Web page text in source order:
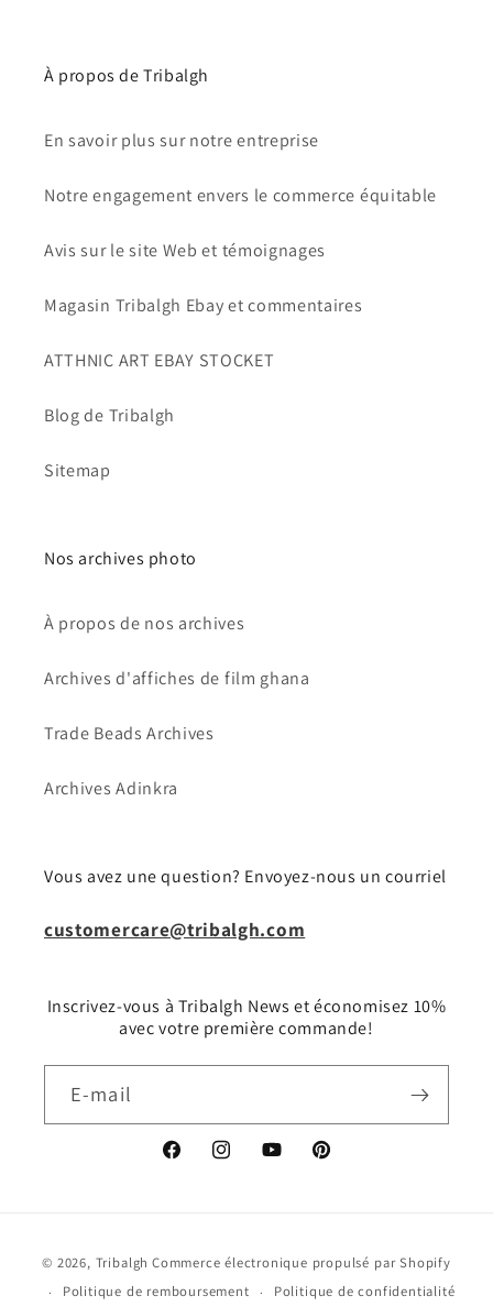
À propos de Tribalgh
En savoir plus sur notre entreprise
Notre engagement envers le commerce équitable
Avis sur le site Web et témoignages
Magasin Tribalgh Ebay et commentaires
ATTHNIC ART EBAY STOCKET
Blog de Tribalgh
Sitemap
Nos archives photo
À propos de nos archives
Archives d'affiches de film ghana
Trade Beads Archives
Archives Adinkra
Vous avez une question? Envoyez-nous un courriel
customercare@tribalgh.com
Inscrivez-vous à Tribalgh News et économisez 10%
avec votre première commande!
E-mail
FacebookInstagramYouTubePinterest
© 2026, Tribalgh Commerce électronique propulsé par Shopify
Politique de remboursement
Politique de confidentialité